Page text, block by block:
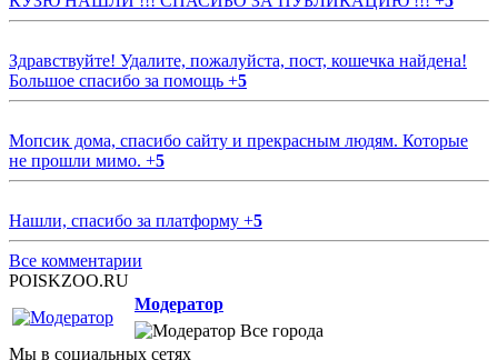
Здравствуйте! Удалите, пожалуйста, пост, кошечка найдена!
Большое спасибо за помощь +5
Мопсик дома, спасибо сайту и прекрасным людям. Которые
не прошли мимо. +5
Нашли, спасибо за платформу +5
Все комментарии
POISKZOO.RU
Модератор
Все города
Мы в социальных сетях